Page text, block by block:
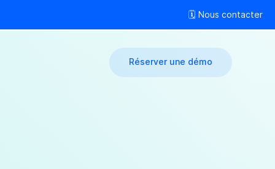
🗓 Nous contacter
Réserver une démo